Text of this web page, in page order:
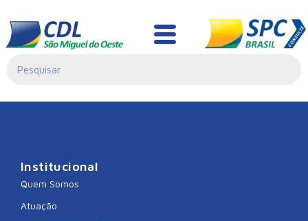
CDL BOM JESUS DO
OESTE
Institucional
Quem Somos
Atuação